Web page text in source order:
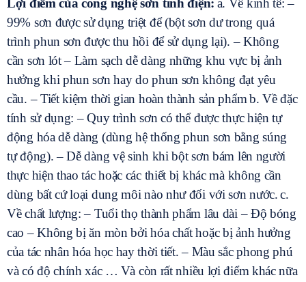
Lợi điểm của công nghệ sơn tĩnh điện: a. Về kinh tế: –
99% sơn được sử dụng triệt để (bột sơn dư trong quá
trình phun sơn được thu hồi để sử dụng lại). – Không
cần sơn lót – Làm sạch dễ dàng những khu vực bị ảnh
hưởng khi phun sơn hay do phun sơn không đạt yêu
cầu. – Tiết kiệm thời gian hoàn thành sản phẩmb. Về đặc
tính sử dụng: – Quy trình sơn có thể được thực hiện tự
động hóa dễ dàng (dùng hệ thống phun sơn bằng súng
tự động). – Dễ dàng vệ sinh khi bột sơn bám lên người
thực hiện thao tác hoặc các thiết bị khác mà không cần
dùng bất cứ loại dung môi nào như đối với sơn nước. c.
Về chất lượng: – Tuổi thọ thành phẩm lâu dài – Độ bóng
cao – Không bị ăn mòn bởi hóa chất hoặc bị ảnh hưởng
của tác nhân hóa học hay thời tiết. – Màu sắc phong phú
và có độ chính xác … Và còn rất nhiều lợi điểm khác nữa